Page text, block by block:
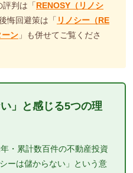
判は「 RENOSY（リノシ
悔回避策は「 リノシー（RE
ーン 」も併せてご覧くださ
」と感じる5つの理
・累計数百件の不動産投資
ーは儲からない」という意